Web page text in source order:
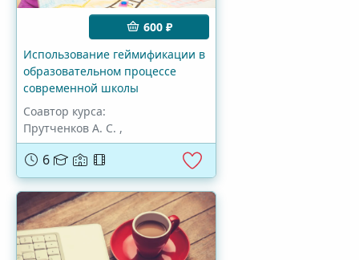
600 ₽
Использование геймификации в
образовательном процессе
современной школы
Соавтор курса:
Прутченков А. С. ,
6